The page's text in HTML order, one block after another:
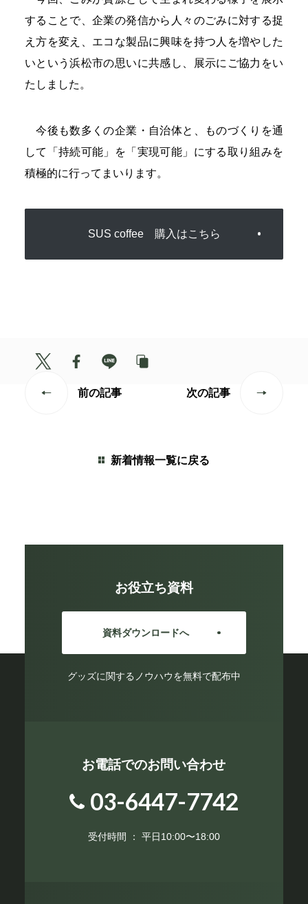
することで、企業の発信から人々のごみに対する捉
え方を変え、エコな製品に興味を持つ人を増やした
いという浜松市の思いに共感し、展示にご協力をい
たしました。
今後も数多くの企業・自治体と、ものづくりを通
して「持続可能」を「実現可能」にする取り組みを
積極的に行ってまいります。
SUS coffee 購入はこちら
前の記事
新着情報一覧に戻る
次の記事
お役立ち資料
資料ダウンロードへ
グッズに関するノウハウを無料で配布中
お電話でのお問い合わせ
03-6447-7742
受付時間 ： 平日10:00〜18:00